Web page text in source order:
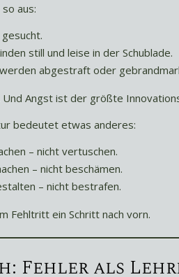
aus:
still und leise in der Schublade.
abgestraft oder
Und Angst ist der größte
bedeutet etwas anderes:
– nicht vertuschen.
– nicht beschämen.
– nicht bestrafen.
Fehltritt ein Schritt nach vorn.
Fehler als